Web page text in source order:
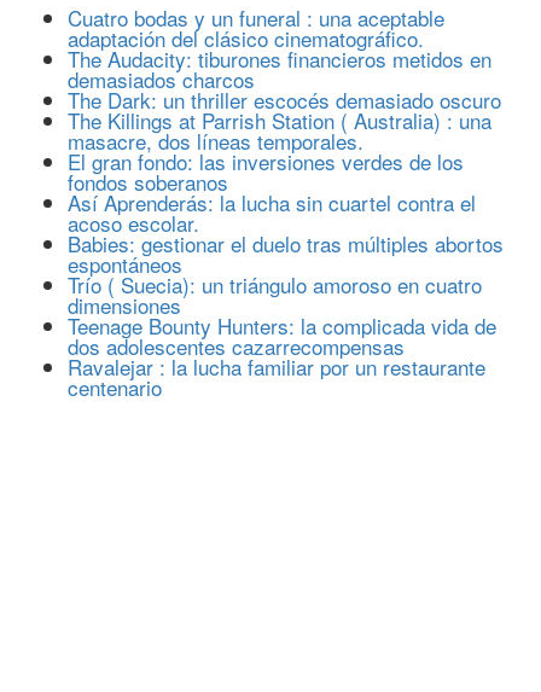
Cuatro bodas y un funeral : una aceptable
adaptación del clásico cinematográfico.
The Audacity: tiburones financieros metidos en
demasiados charcos
The Dark: un thriller escocés demasiado oscuro
The Killings at Parrish Station ( Australia) : una
masacre, dos líneas temporales.
El gran fondo: las inversiones verdes de los
fondos soberanos
Así Aprenderás: la lucha sin cuartel contra el
acoso escolar.
Babies: gestionar el duelo tras múltiples abortos
espontáneos
Trío ( Suecia): un triángulo amoroso en cuatro
dimensiones
Teenage Bounty Hunters: la complicada vida de
dos adolescentes cazarrecompensas
Ravalejar : la lucha familiar por un restaurante
centenario